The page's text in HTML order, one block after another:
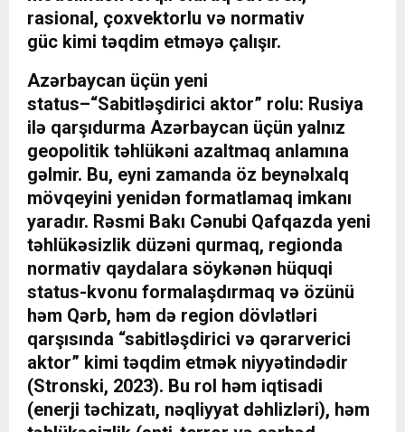
rasional, çoxvektorlu və normativ
güc kimi təqdim etməyə çalışır.
Azərbaycan üçün yeni
status–“Sabitləşdirici aktor” rolu: Rusiya
ilə qarşıdurma Azərbaycan üçün yalnız
geopolitik təhlükəni azaltmaq anlamına
gəlmir. Bu, eyni zamanda öz beynəlxalq
mövqeyini yenidən formatlamaq imkanı
yaradır. Rəsmi Bakı Cənubi Qafqazda yeni
təhlükəsizlik düzəni qurmaq, regionda
normativ qaydalara söykənən hüquqi
status-kvonu formalaşdırmaq və özünü
həm Qərb, həm də region dövlətləri
qarşısında “sabitləşdirici və qərarverici
aktor” kimi təqdim etmək niyyətindədir
(Stronski, 2023). Bu rol həm iqtisadi
(enerji təchizatı, nəqliyyat dəhlizləri), həm